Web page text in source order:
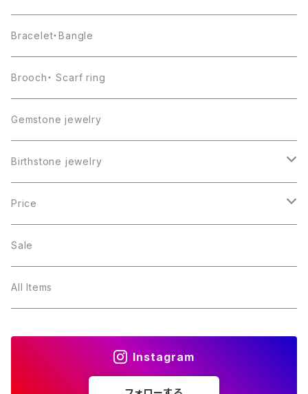
Bracelet・Bangle
Brooch・ Scarf ring
Gemstone jewelry
Birthstone jewelry
１月・ガーネット
２月・アメジスト
３月・アクアマリン
Price
～5000円
～10000円
Sale
All Items
Instagram